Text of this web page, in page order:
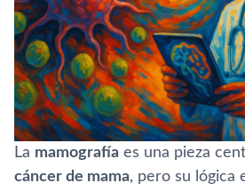
La mamografía es una pieza
cáncer de mama, pero su lógica